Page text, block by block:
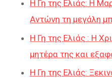
Η Γη της Ελιάς: Η
Αντώνη τη μεγάλη
Η Γη της Ελιάς : Η
μητέρα της και
Η Γη της Ελιάς: